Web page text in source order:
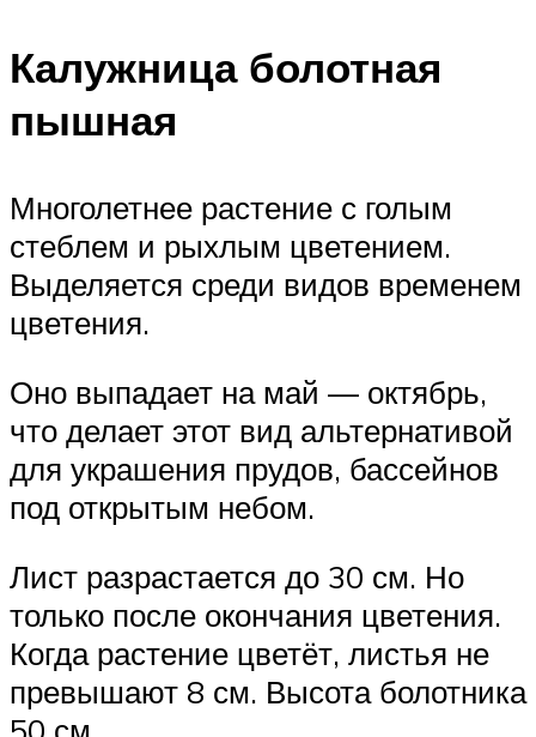
Калужница болотная
пышная
Многолетнее растение с голым
стеблем и рыхлым цветением.
Выделяется среди видов временем
цветения.
Оно выпадает на май — октябрь,
что делает этот вид альтернативой
для украшения прудов, бассейнов
под открытым небом.
Лист разрастается до 30 см. Но
только после окончания цветения.
Когда растение цветёт, листья не
превышают 8 см. Высота болотника
50 см.